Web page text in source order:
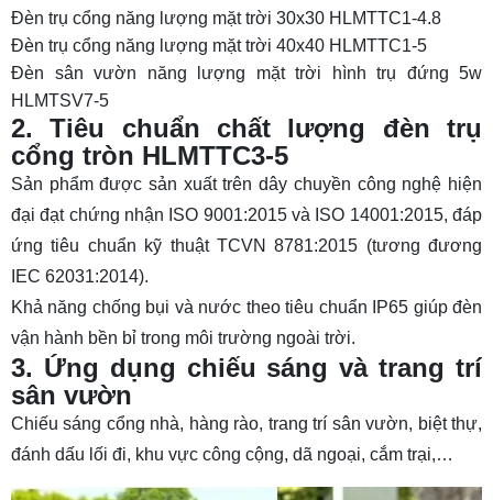
Đèn trụ cổng năng lượng mặt trời 30x30 HLMTTC1-4.8
Đèn trụ cổng năng lượng mặt trời 40x40 HLMTTC1-5
Đèn sân vườn năng lượng mặt trời hình trụ đứng 5w
HLMTSV7-5
2. Tiêu chuẩn chất lượng đèn trụ
cổng tròn HLMTTC3-5
Sản phẩm được sản xuất trên dây chuyền công nghệ hiện
đại đạt chứng nhận ISO 9001:2015 và ISO 14001:2015, đáp
ứng tiêu chuẩn kỹ thuật TCVN 8781:2015 (tương đương
IEC 62031:2014).
Khả năng chống bụi và nước theo tiêu chuẩn IP65 giúp đèn
vận hành bền bỉ trong môi trường ngoài trời.
3. Ứng dụng chiếu sáng và trang trí
sân vườn
Chiếu sáng cổng nhà, hàng rào, trang trí sân vườn, biệt thự,
đánh dấu lối đi, khu vực công cộng, dã ngoại, cắm trại,…